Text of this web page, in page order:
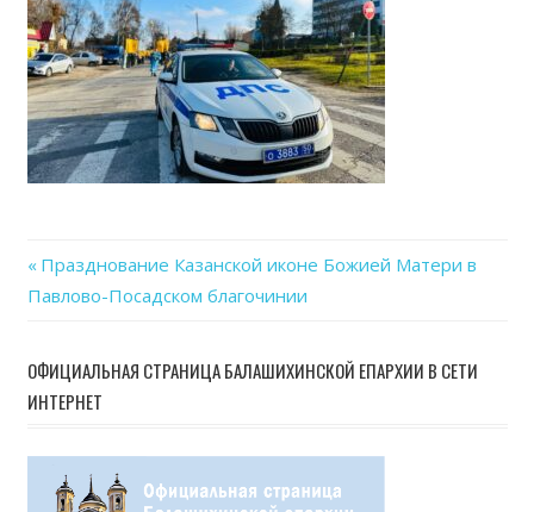
Навигация
записям
Previous
Post:
Празднование Казанской иконе Божией Матери в
Павлово-Посадском благочинии
ОФИЦИАЛЬНАЯ СТРАНИЦА БАЛАШИХИНСКОЙ ЕПАРХИИ В СЕТИ
ИНТЕРНЕТ